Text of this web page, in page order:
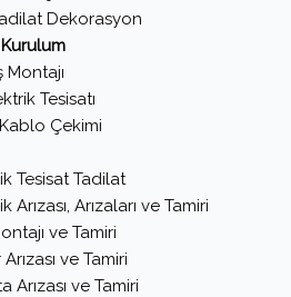
Dekorasyon
Montajı
Tesisatı
Çekimi
Tesisat Tadilat
Arızaları ve Tamiri
ve Tamiri
ve Tamiri
Arızası ve Tamiri